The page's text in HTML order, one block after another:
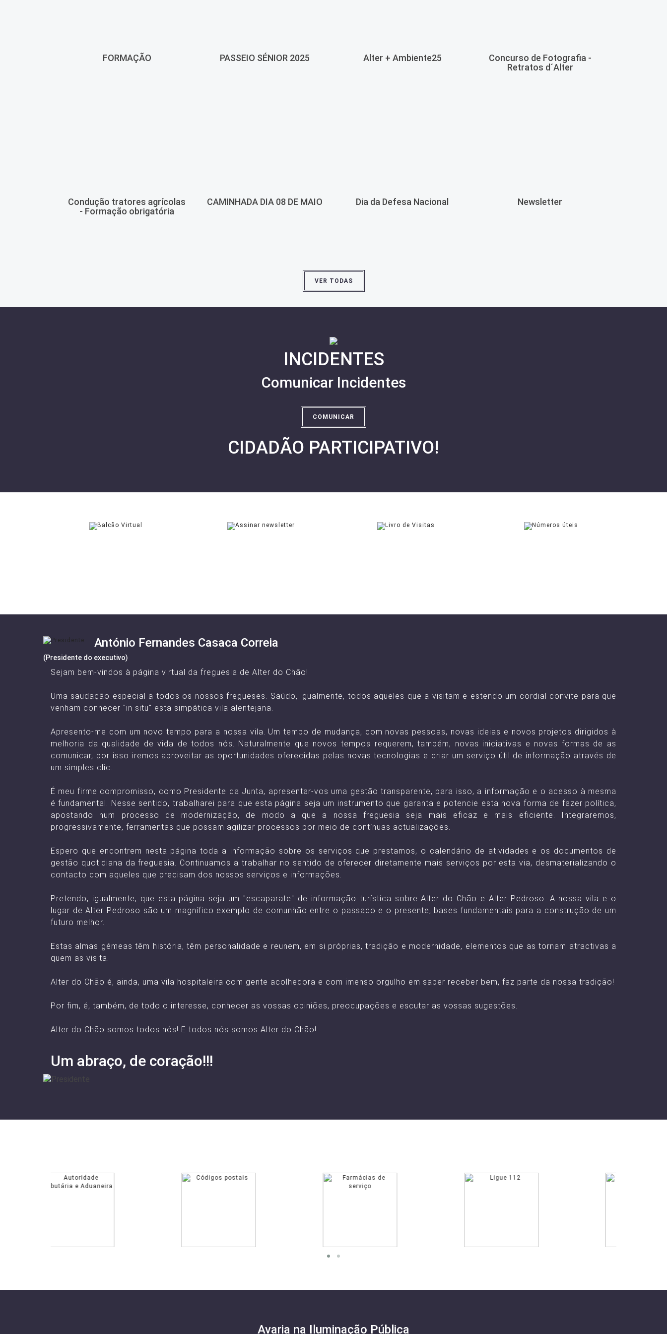
FORMAÇÃO PASSEIO SÉNIOR 2025 Alter + Ambiente25
Concurso de Fotografia -
Retratos d´Alter
Condução tratores agrícolas
- Formação obrigatória
CAMINHADA DIA 08 DE MAIO Dia da Defesa Nacional Newsletter
VER TODAS
INCIDENTES
Comunicar Incidentes
COMUNICAR
CIDADÃO PARTICIPATIVO!
António Fernandes Casaca Correia
(Presidente do executivo)
Sejam bem-vindos à página virtual da freguesia de Alter do Chão!
Uma saudação especial a todos os nossos fregueses. Saúdo, igualmente, todos aqueles que a visitam e estendo um cordial convite para que
venham conhecer "in situ" esta simpática vila alentejana.
Apresento-me com um novo tempo para a nossa vila. Um tempo de mudança, com novas pessoas, novas ideias e novos projetos dirigidos à
melhoria da qualidade de vida de todos nós. Naturalmente que novos tempos requerem, também, novas iniciativas e novas formas de as
comunicar, por isso iremos aproveitar as oportunidades oferecidas pelas novas tecnologias e criar um serviço útil de informação através de
um simples clic.
É meu firme compromisso, como Presidente da Junta, apresentar-vos uma gestão transparente, para isso, a informação e o acesso à mesma
é fundamental. Nesse sentido, trabalharei para que esta página seja um instrumento que garanta e potencie esta nova forma de fazer política,
apostando num processo de modernização, de modo a que a nossa freguesia seja mais eficaz e mais eficiente. Integraremos,
progressivamente, ferramentas que possam agilizar processos por meio de contínuas actualizações.
Espero que encontrem nesta página toda a informação sobre os serviços que prestamos, o calendário de atividades e os documentos de
gestão quotidiana da freguesia. Continuamos a trabalhar no sentido de oferecer diretamente mais serviços por esta via, desmaterializando o
contacto com aqueles que precisam dos nossos serviços e informações.
Pretendo, igualmente, que esta página seja um "escaparate" de informação turística sobre Alter do Chão e Alter Pedroso. A nossa vila e o
lugar de Alter Pedroso são um magnífico exemplo de comunhão entre o passado e o presente, bases fundamentais para a construção de um
futuro melhor.
Estas almas gémeas têm história, têm personalidade e reunem, em si próprias, tradição e modernidade, elementos que as tornam atractivas a
quem as visita.
Alter do Chão é, ainda, uma vila hospitaleira com gente acolhedora e com imenso orgulho em saber receber bem, faz parte da nossa tradição!
Por fim, é, também, de todo o interesse, conhecer as vossas opiniões, preocupações e escutar as vossas sugestões.
Alter do Chão somos todos nós! E todos nós somos Alter do Chão!
Um abraço, de coração!!!
“Dia da Defesa Nacional”